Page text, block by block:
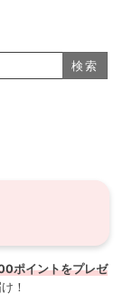
検索
ポイントをプレゼ
！